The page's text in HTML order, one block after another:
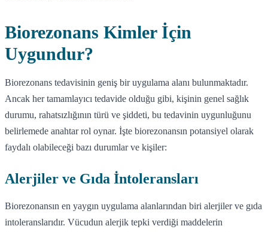
Biorezonans Kimler İçin
Uygundur?
Biorezonans tedavisinin geniş bir uygulama alanı bulunmaktadır.
Ancak her tamamlayıcı tedavide olduğu gibi, kişinin genel sağlık
durumu, rahatsızlığının türü ve şiddeti, bu tedavinin uygunluğunu
belirlemede anahtar rol oynar. İşte biorezonansın potansiyel olarak
faydalı olabileceği bazı durumlar ve kişiler:
Alerjiler ve Gıda İntoleransları
Biorezonansın en yaygın uygulama alanlarından biri alerjiler ve gıda
intoleranslarıdır. Vücudun alerjik tepki verdiği maddelerin